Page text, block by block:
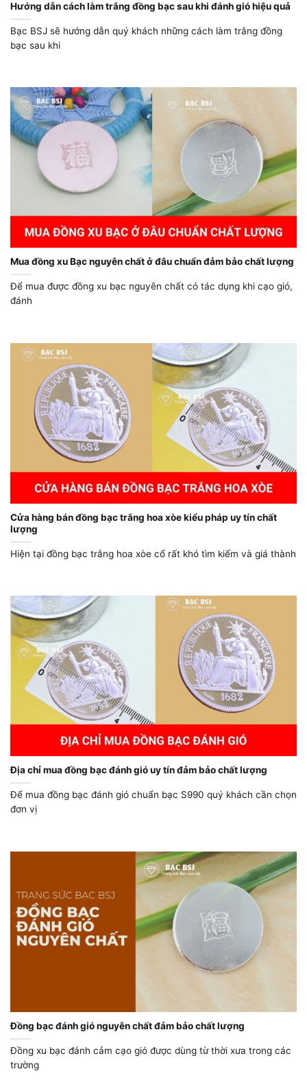
Hướng dẫn cách làm trắng đồng bạc sau khi đánh gió hiệu quả
Bạc BSJ sẽ hướng dẫn quý khách những cách làm trắng đồng
bạc sau khi
Mua đồng xu Bạc nguyên chất ở đâu chuẩn đảm bảo chất lượng
Để mua được đồng xu bạc nguyên chất có tác dụng khi cạo gió,
đánh
Cửa hàng bán đồng bạc trắng hoa xòe kiểu pháp uy tín chất
lượng
Hiện tại đồng bạc trắng hoa xòe cổ rất khó tìm kiếm và giá thành
Địa chỉ mua đồng bạc đánh gió uy tín đảm bảo chất lượng
Để mua đồng bạc đánh gió chuẩn bạc S990 quý khách cần chọn
đơn vị
Đồng bạc đánh gió nguyên chất đảm bảo chất lượng
Đồng xu bạc đánh cảm cạo gió được dùng từ thời xưa trong các
trường